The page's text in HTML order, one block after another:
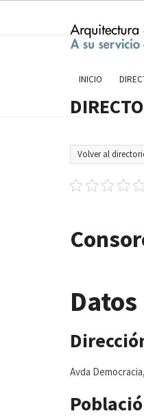
INICIO
Volver al
Datos
Avda